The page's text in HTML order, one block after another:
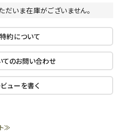
だいま在庫がございません。
約について
てのお問い合わせ
ビューを書く
≫